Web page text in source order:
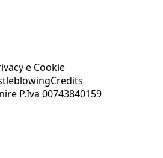
e Cookie
Credits
P.Iva 00743840159